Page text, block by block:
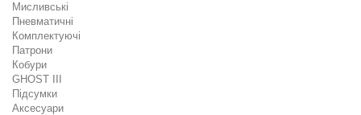
Мисливські
Пневматичні
Комплектуючі
Патрони
Кобури
GHOST III
Підсумки
Аксесуари